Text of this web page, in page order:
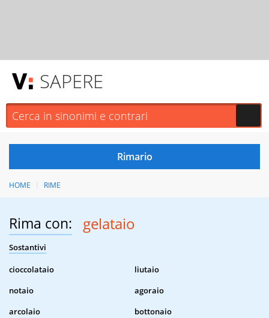
SAPERE
HOME RIME
Rima con: gelataio
Sostantivi
cioccolataio
liutaio
notaio
agoraio
arcolaio
bottonaio